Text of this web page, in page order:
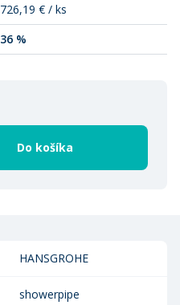
726,19 € / ks
36 %
Do košíka
HANSGROHE
showerpipe